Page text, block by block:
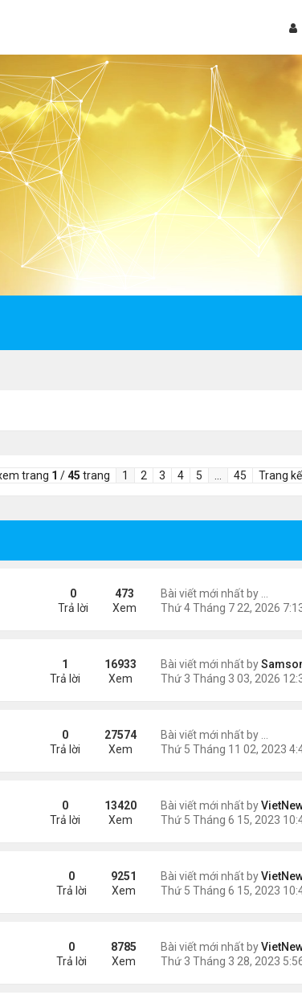
trang 1 /45 trang 1 2 3 4 5 45 Trang
trang phục thi đấu
0
Trả lời
473
Xem
Bài viết mới nhất by
1
Trả lời
16933
Xem
Tuyệt Vời
0
Trả lời
27574
Xem
Bài viết mới nhất by
0
Trả lời
13420
Xem
Bài viết mới nhất by
0
Trả lời
9251
Xem
Trời Bài viết mới nhất by
0
Trả lời
8785
Xem